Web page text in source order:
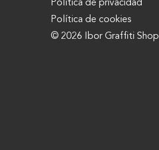
Política de privacidad
Política de cookies
© 2026 Ibor Graffiti Shop